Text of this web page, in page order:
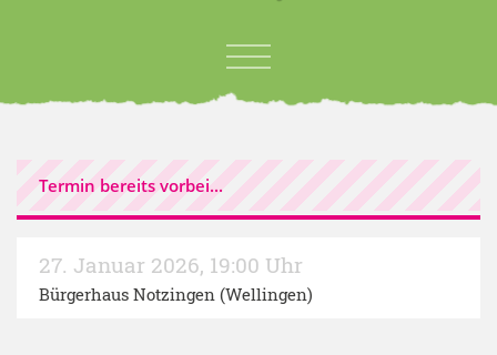
Termin bereits vorbei...
27. Januar 2026, 19:00 Uhr
Bürgerhaus Notzingen (Wellingen)